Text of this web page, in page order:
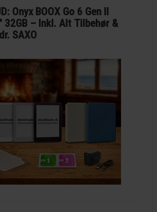
Onyx BOOX Go 6 Gen II
32GB – Inkl. Alt Tilbehør &
SAXO